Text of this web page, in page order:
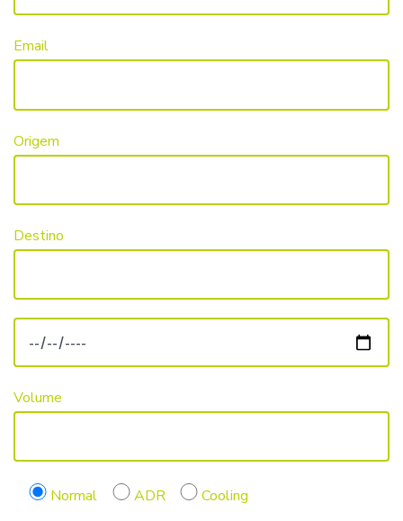
Email
Origem
Destino
Volume
Normal ADR Cooling